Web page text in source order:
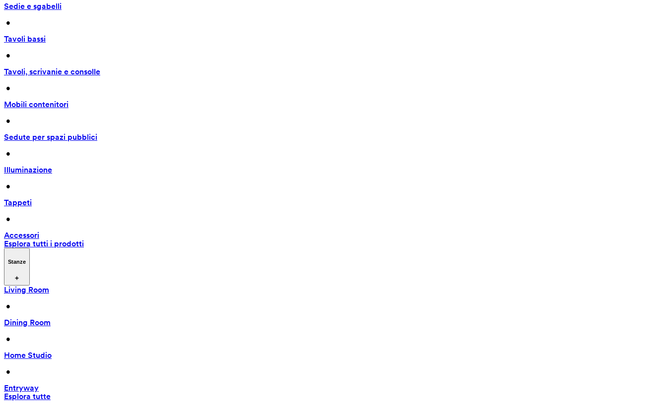
Sedie e sgabelli
•
Tavoli bassi
•
Tavoli, scrivanie e consolle
•
Mobili contenitori
•
Sedute per spazi pubblici
•
Illuminazione
•
Tappeti
•
Accessori
Esplora tutti i prodotti
Stanze
Living Room
•
Dining Room
•
Home Studio
•
Entryway
Esplora tutte